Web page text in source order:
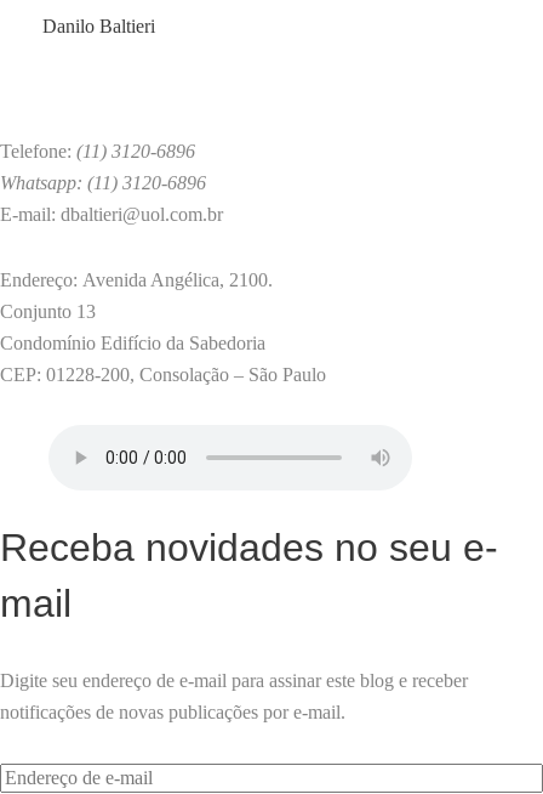
by
Danilo Baltieri
Telefone: (11) 3120-6896
Whatsapp: (11) 3120-6896
E-mail: dbaltieri@uol.com.br
Endereço: Avenida Angélica, 2100.
Conjunto 13
Condomínio Edifício da Sabedoria
CEP: 01228-200, Consolação – São Paulo
Receba novidades no seu e-
mail
Digite seu endereço de e-mail para assinar este blog e receber
notificações de novas publicações por e-mail.
Endereço